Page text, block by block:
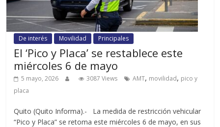
De interés Movilidad Principales
El ‘Pico y Placa’ se restablece este
miércoles 6 de mayo
5 mayo, 2026 3087 Views AMT, movilidad, pico y
placa
Quito (Quito Informa).- La medida de restricción vehicular
“Pico y Placa” se retoma este miércoles 6 de mayo, en sus